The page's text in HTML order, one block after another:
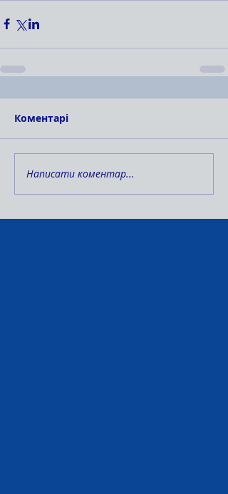
Коментарі
Написати коментар...